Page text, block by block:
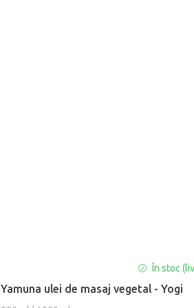
Yamuna ulei de masaj vegetal - Yogi
a
În stoc